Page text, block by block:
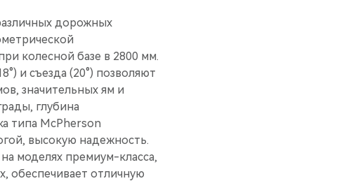
дорожных
колесной базе в 2800 мм.
и съезда (20°) позволяют
значительных ям и
глубина
типа McPherson
высокую надежность.
моделях премиум-класса,
обеспечивает отличную